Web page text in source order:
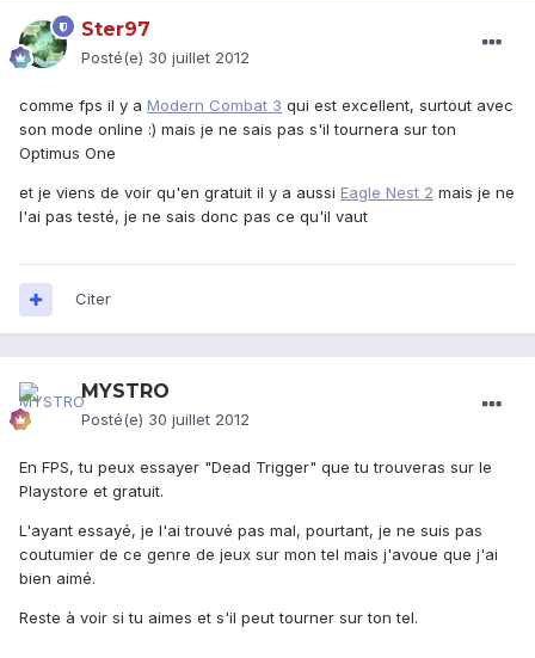
Ster97
Posté(e) 30 juillet 2012
comme fps il y a Modern Combat 3 qui est excellent, surtout avec
son mode online :) mais je ne sais pas s'il tournera sur ton
Optimus One
et je viens de voir qu'en gratuit il y a aussi Eagle Nest 2 mais je ne
l'ai pas testé, je ne sais donc pas ce qu'il vaut
Citer
MYSTRO
Posté(e) 30 juillet 2012
En FPS, tu peux essayer "Dead Trigger" que tu trouveras sur le
Playstore et gratuit.
L'ayant essayé, je l'ai trouvé pas mal, pourtant, je ne suis pas
coutumier de ce genre de jeux sur mon tel mais j'avoue que j'ai
bien aimé.
Reste à voir si tu aimes et s'il peut tourner sur ton tel.